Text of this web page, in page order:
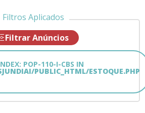
Filtros Aplicados
Filtrar Anúncios
POP-110-I-CBS IN
PUBLIC_HTML/ESTOQUE.PHP